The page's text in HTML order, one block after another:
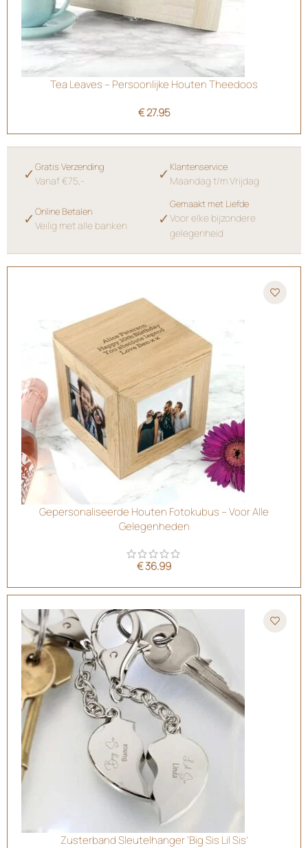
Tea Leaves – Persoonlijke Houten Theedoos
€27.95
✓ Gratis Verzending
Vanaf €75,- ✓ Klantenservice
Maandag t/m Vrijdag
✓ Online Betalen
Veilig met alle banken ✓
Gemaakt met Liefde
Voor elke bijzondere
gelegenheid
Gepersonaliseerde Houten Fotokubus – Voor Alle
Gelegenheden
€36.99
Zusterband Sleutelhanger ‘Big Sis Lil Sis’